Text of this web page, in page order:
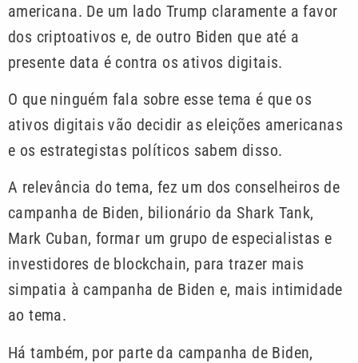
americana. De um lado Trump claramente a favor
dos criptoativos e, de outro Biden que até a
presente data é contra os ativos digitais.
O que ninguém fala sobre esse tema é que os
ativos digitais vão decidir as eleições americanas
e os estrategistas políticos sabem disso.
A relevância do tema, fez um dos conselheiros de
campanha de Biden, bilionário da Shark Tank,
Mark Cuban, formar um grupo de especialistas e
investidores de blockchain, para trazer mais
simpatia à campanha de Biden e, mais intimidade
ao tema.
Há também, por parte da campanha de Biden,